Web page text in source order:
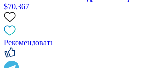
$70,367
Рекомендовать